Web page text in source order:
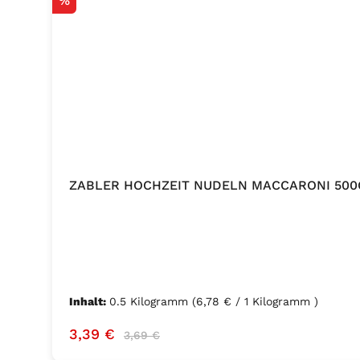
ZABLER HOCHZEIT NUDELN MACCARONI
Inhalt: 0.5 Kilogramm (6,78 € / 1 Kilogramm )
Verkaufspreis:
3,39 € Regulärer Preis:
3,69 €